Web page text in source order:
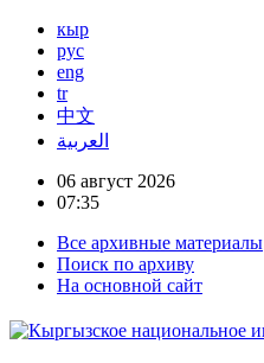
кыр
рус
eng
tr
中文
العربية
06 август 2026
07:35
Все архивные материалы
Поиск по архиву
На основной сайт